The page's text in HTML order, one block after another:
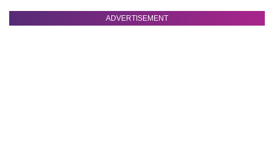
ADVERTISEMENT